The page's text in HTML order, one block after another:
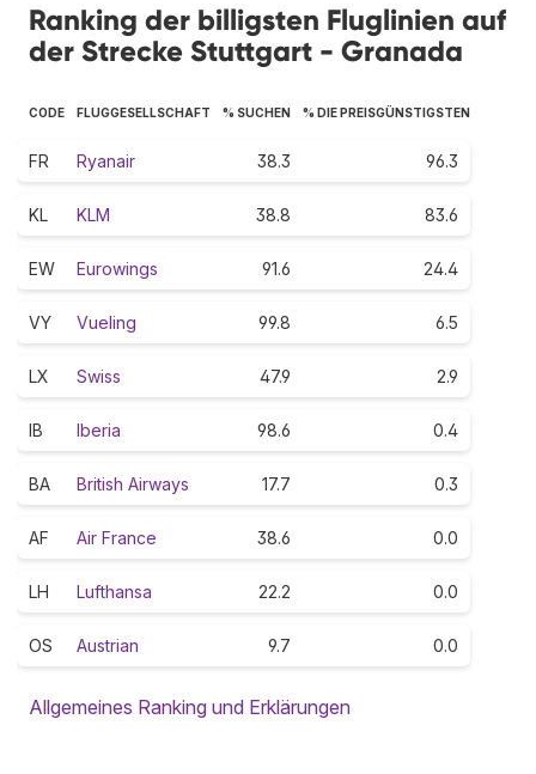
Ranking der billigsten Fluglinien auf
der Strecke Stuttgart - Granada
CODE FLUGGESELLSCHAFT % SUCHEN % DIE PREISGÜNSTIGSTEN
FR Ryanair 38.3 96.3
KL KLM 38.8 83.6
EW Eurowings 91.6 24.4
VY Vueling 99.8 6.5
LX Swiss 47.9 2.9
IB Iberia 98.6 0.4
BA British Airways 17.7 0.3
AF Air France 38.6 0.0
LH Lufthansa 22.2 0.0
OS Austrian 9.7 0.0
Allgemeines Ranking und Erklärungen